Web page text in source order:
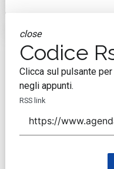
close
Codice
Clicca sul pulsante
negli appunti.
RSS link